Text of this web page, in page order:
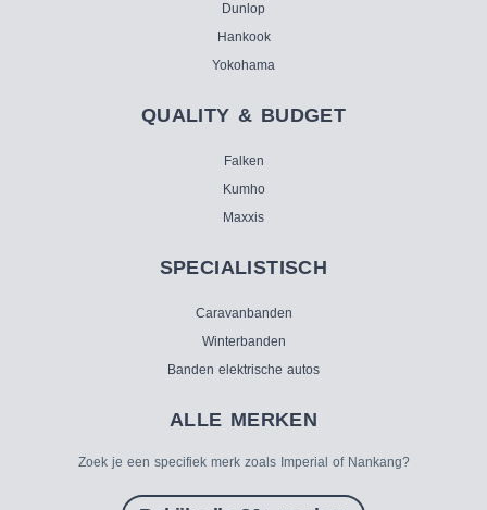
Dunlop
Hankook
Yokohama
QUALITY & BUDGET
Falken
Kumho
Maxxis
SPECIALISTISCH
Caravanbanden
Winterbanden
Banden elektrische autos
ALLE MERKEN
Zoek je een specifiek merk zoals Imperial of Nankang?